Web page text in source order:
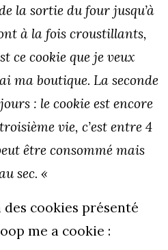
la sortie du four jusqu’à
à la fois croustillants,
ce cookie que je veux
ma boutique. La seconde
: le cookie est encore
vie, c’est entre 4
être consommé mais
sec. «
cookies présenté
me a cookie :